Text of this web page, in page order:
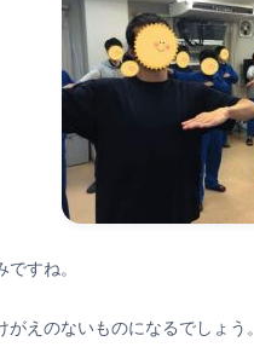
すね。
えのないものになるでしょう。